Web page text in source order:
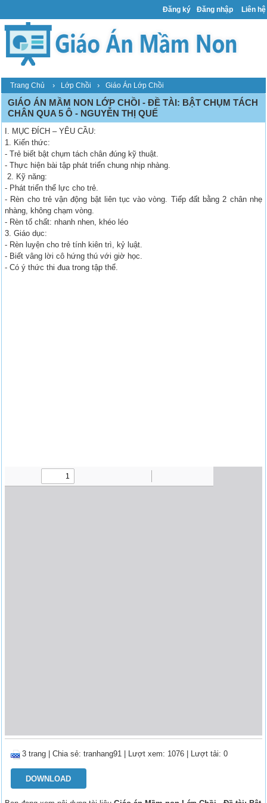
Đăng ký Đăng nhập Liên hệ
Trang Chủ › Lớp Chồi › Giáo Án Lớp Chồi
GIÁO ÁN MẦM NON LỚP CHỒI - ĐỀ TÀI: BẬT CHỤM TÁCH
CHÂN QUA 5 Ô - NGUYỄN THỊ QUẾ
I. MỤC ĐÍCH – YÊU CẦU:
1. Kiến thức:
- Trẻ biết bật chụm tách chân đúng kỹ thuật.
- Thực hiện bài tập phát triển chung nhịp nhàng.
2. Kỹ năng:
- Phát triển thể lực cho trẻ.
- Rèn cho trẻ vận động bật liên tục vào vòng. Tiếp đất bằng 2 chân nhẹ
nhàng, không chạm vòng.
- Rèn tố chất: nhanh nhen, khéo léo
3. Giáo dục:
- Rèn luyện cho trẻ tính kiên trì, kỷ luật.
- Biết vâng lời cô hứng thú với giờ học.
- Có ý thức thi đua trong tập thể.
3 trang |Chia sẻ:tranhang91 | Lượt xem: 1076 | Lượt tải: 0
DOWNLOAD